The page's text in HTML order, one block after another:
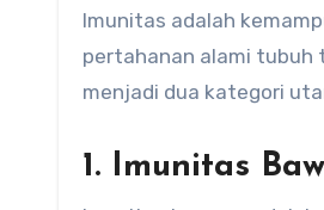
Imunitas adalah
pertahanan alami tubuh
menjadi dua kategori
1. Imunitas